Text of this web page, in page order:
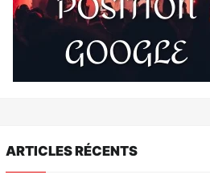
ARTICLES RÉCENTS